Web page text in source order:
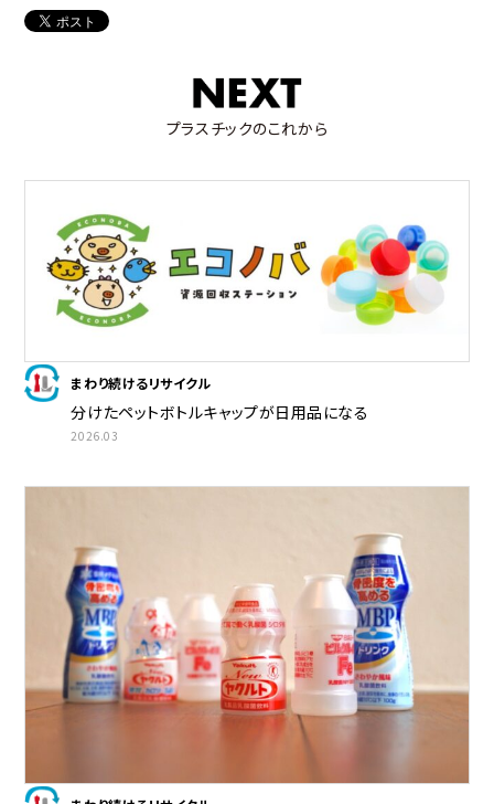
プラスチックのこれから
まわり続けるリサイクル
分けたペットボトルキャップが日用品になる
2026.03